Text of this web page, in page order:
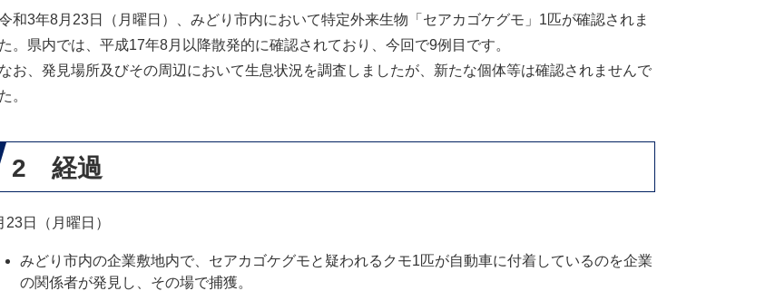
和3年8月23日（月曜日）、みどり市内において特定外来生物「セアカゴケグモ」1匹が確認されま
。県内では、平成17年8月以降散発的に確認されており、今回で9例目です。
お、発見場所及びその周辺において生息状況を調査しましたが、新たな個体等は確認されませんで
。
2 経過
23日（月曜日）
みどり市内の企業敷地内で、セアカゴケグモと疑われるクモ1匹が自動車に付着しているのを企業
の関係者が発見し、その場で捕獲。